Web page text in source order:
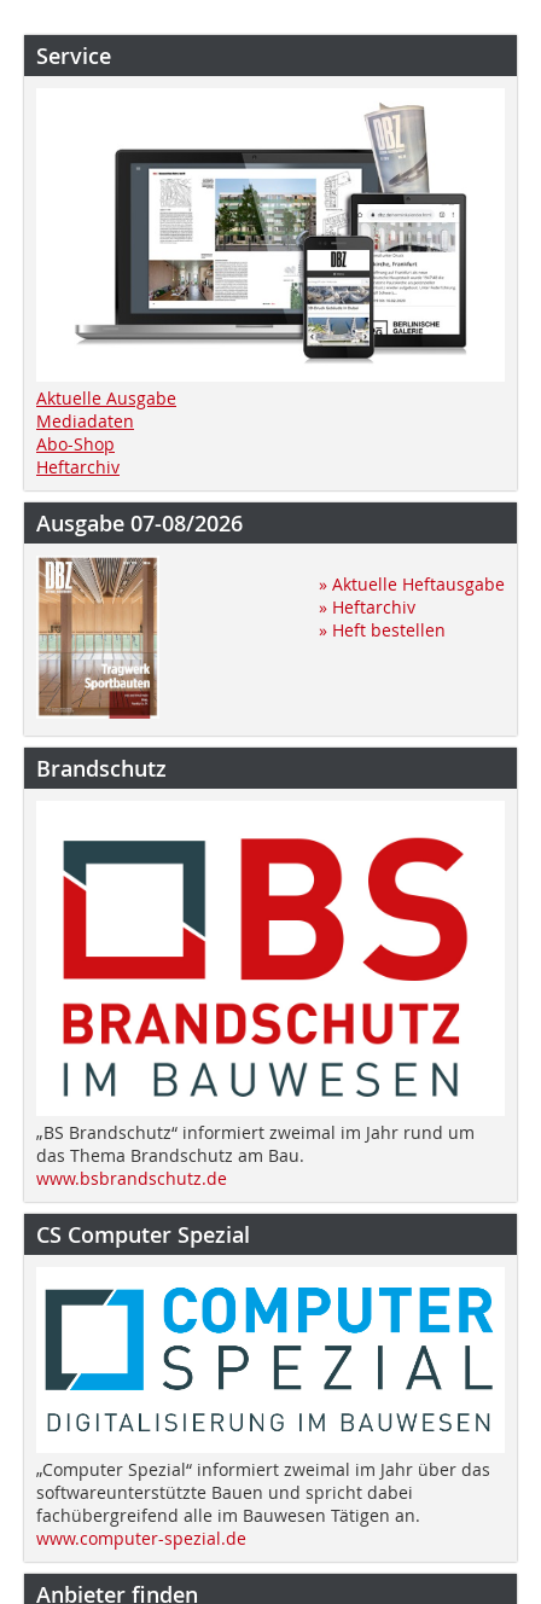
Service
Aktuelle Ausgabe
Mediadaten
Abo-Shop
Heftarchiv
Ausgabe 07-08/2026
» Aktuelle Heftausgabe
» Heftarchiv
» Heft bestellen
Brandschutz
„BS Brandschutz“ informiert zweimal im Jahr rund um
das Thema Brandschutz am Bau.
www.bsbrandschutz.de
CS Computer Spezial
„Computer Spezial“ informiert zweimal im Jahr über das
softwareunterstützte Bauen und spricht dabei
fachübergreifend alle im Bauwesen Tätigen an.
www.computer-spezial.de
Anbieter finden